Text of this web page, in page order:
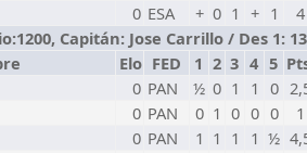
0 ESA + 0 1 + 1
4
Capitán: Jose Carrillo / Des 1:
Elo FED 1 2 3 4 5
0 PAN ½ 0 1 1 0
0 PAN 0 1 0 0 0
1
0 PAN 1 1 1 1 ½